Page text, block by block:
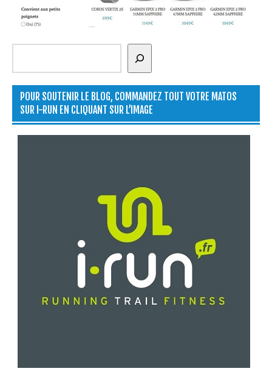
Rechercher
POUR SOUTENIR LE BLOG, COMMANDEZ TOUT VOTRE MATOS
SUR I-RUN EN CLIQUANT SUR L’IMAGE